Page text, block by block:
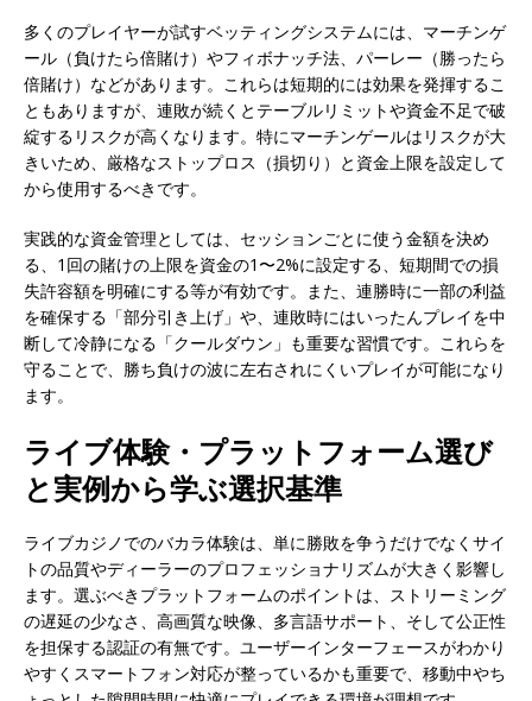
多くのプレイヤーが試すベッティングシステムには、マーチンゲ
ール（負けたら倍賭け）やフィボナッチ法、パーレー（勝ったら
倍賭け）などがあります。これらは短期的には効果を発揮するこ
ともありますが、連敗が続くとテーブルリミットや資金不足で破
綻するリスクが高くなります。特にマーチンゲールはリスクが大
きいため、厳格なストップロス（損切り）と資金上限を設定して
から使用するべきです。
実践的な資金管理としては、セッションごとに使う金額を決め
る、1回の賭けの上限を資金の1〜2%に設定する、短期間での損
失許容額を明確にする等が有効です。また、連勝時に一部の利益
を確保する「部分引き上げ」や、連敗時にはいったんプレイを中
断して冷静になる「クールダウン」も重要な習慣です。これらを
守ることで、勝ち負けの波に左右されにくいプレイが可能になり
ます。
ライブ体験・プラットフォーム選び
と実例から学ぶ選択基準
ライブカジノでのバカラ体験は、単に勝敗を争うだけでなくサイ
トの品質やディーラーのプロフェッショナリズムが大きく影響し
ます。選ぶべきプラットフォームのポイントは、ストリーミング
の遅延の少なさ、高画質な映像、多言語サポート、そして公正性
を担保する認証の有無です。ユーザーインターフェースがわかり
やすくスマートフォン対応が整っているかも重要で、移動中やち